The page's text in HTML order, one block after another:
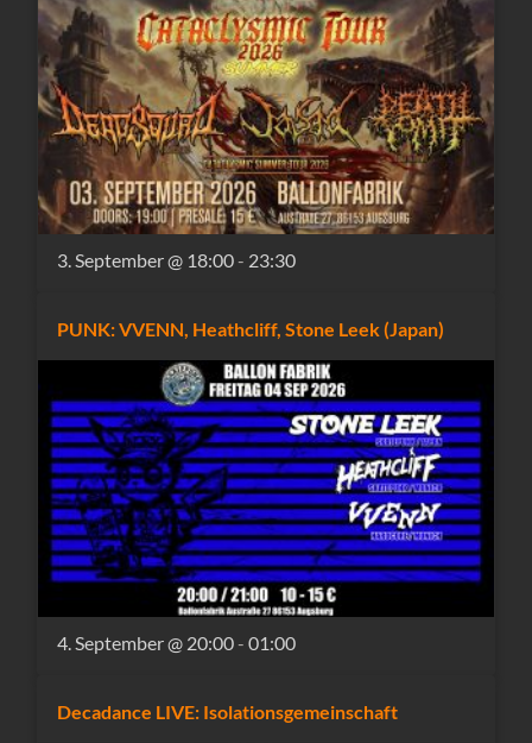
3. September @ 18:00- 23:30
PUNK: VVENN, Heathcliff, Stone Leek (Japan)
4. September @ 20:00-01:00
Decadance LIVE: Isolationsgemeinschaft